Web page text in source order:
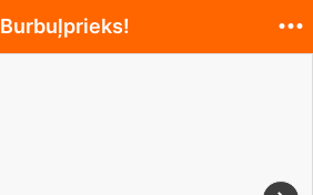
Burbuļprieks!